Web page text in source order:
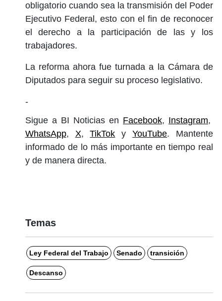
obligatorio cuando sea la transmisión del Poder
Ejecutivo Federal, esto con el fin de reconocer
el derecho a la participación de las y los
trabajadores.
La reforma ahora fue turnada a la Cámara de
Diputados para seguir su proceso legislativo.
-
Sigue a BI Noticias en Facebook, Instagram,
WhatsApp, X,TikTok yYouTube. Mantente
informado de lo más importante en tiempo real
y de manera directa.
Temas
Ley Federal del Trabajo Senado transición
Descanso